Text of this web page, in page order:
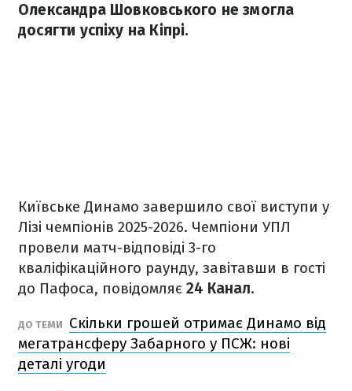
Олександра Шовковського не змогла
досягти успіху на Кіпрі.
Київське Динамо завершило свої виступи у
Лізі чемпіонів 2025-2026. Чемпіони УПЛ
провели матч-відповіді 3-го
кваліфікаційного раунду, завітавши в гості
до Пафоса, повідомляє 24 Канал.
ДО ТЕМИ
Скільки грошей отримає Динамо від
мегатрансферу Забарного у ПСЖ: нові
деталі угоди